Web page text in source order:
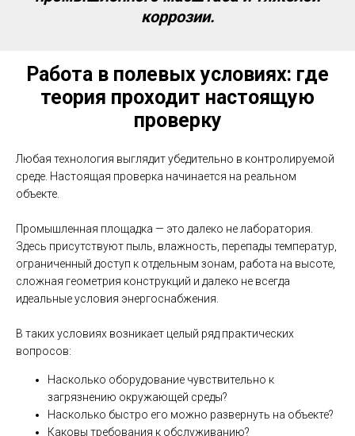
коррозии.
Работа в полевых условиях: где
теория проходит настоящую
проверку
Любая технология выглядит убедительно в контролируемой
среде. Настоящая проверка начинается на реальном
объекте.
Промышленная площадка — это далеко не лаборатория.
Здесь присутствуют пыль, влажность, перепады температур,
ограниченный доступ к отдельным зонам, работа на высоте,
сложная геометрия конструкций и далеко не всегда
идеальные условия энергоснабжения.
В таких условиях возникает целый ряд практических
вопросов:
Насколько оборудование чувствительно к
загрязнению окружающей среды?
Насколько быстро его можно развернуть на объекте?
Каковы требования к обслуживанию?